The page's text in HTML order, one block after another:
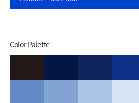
Color Palette